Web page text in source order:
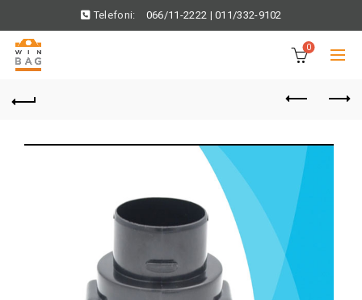
Telefoni: 066/11-2222 |011/332-9102
0